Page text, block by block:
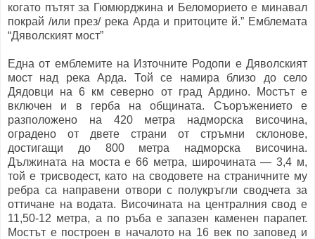
когато пътят за Гюмюрджина и Беломорието е минавал
покрай /или през/ река Арда и притоците й.” Емблемата
“Дяволският мост”
Една от емблемите на Източните Родопи е Дяволският
мост над река Арда. Той се намира близо до село
Дядовци на 6 км северно от град Ардино. Мостът е
включен и в герба на общината. Съоръжението е
разположено на 420 метра надморска височина,
оградено от двете страни от стръмни склонове,
достигащи до 800 метра надморска височина.
Дължината на моста е 66 метра, широчината — 3,4 м,
той е трисводест, като на сводовете на страничните му
ребра са направени отвори с полукръгли сводчета за
оттичане на водата. Височината на централния свод е
11,50-12 метра, а по ръба е запазен каменен парапет.
Мостът е построен в началото на 16 век по заповед и